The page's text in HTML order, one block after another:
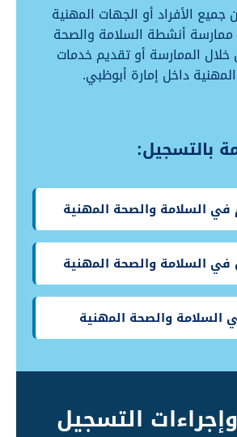
الأفراد أو الجهات اﻟﻤهنية
ممارسة أنشطة السلامة والصحة
اﻟﻤمارسة أو تقديم خدمات
داخل إمارة أبوظبي.
بالتسجيل:
السلامة والصحة اﻟﻤهنية
السلامة والصحة اﻟﻤهنية
والصحة اﻟﻤهنية
التسجيل